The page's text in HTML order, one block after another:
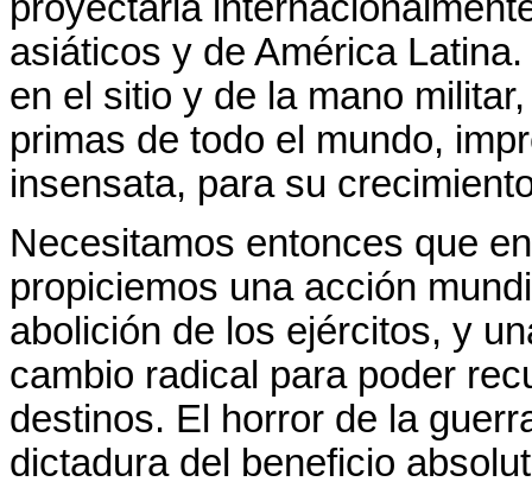
asiáticos y de América
en el sitio y de la mano
primas de todo el mundo,
insensata, para su
Necesitamos entonces que
propiciemos una acción
abolición de los ejércitos, y
cambio radical para poder
destinos. El horror de la
dictadura del beneficio